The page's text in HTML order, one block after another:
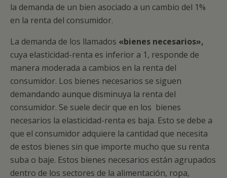
la demanda de un bien asociado a un cambio del 1%
en la renta del consumidor.
La demanda de los llamados «bienes necesarios»,
cuya elasticidad-renta es inferior a 1, responde de
manera moderada a cambios en la renta del
consumidor. Los bienes necesarios se siguen
demandando aunque disminuya la renta del
consumidor. Se suele decir que en los bienes
necesarios la elasticidad-renta es baja. Esto se debe a
que el consumidor adquiere la cantidad que necesita
de estos bienes sin que importe mucho que su renta
suba o baje. Estos bienes necesarios están agrupados
dentro de los sectores de la alimentación, ropa,